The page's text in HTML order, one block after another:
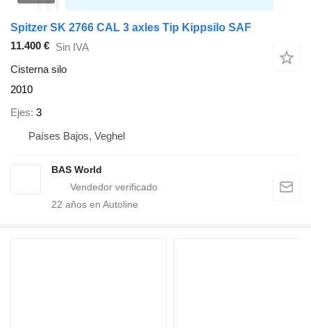
Spitzer SK 2766 CAL 3 axles Tip Kippsilo SAF
11.400 € Sin IVA
Cisterna silo
2010
Ejes 3
Países Bajos, Veghel
BAS World
22 años en Autoline